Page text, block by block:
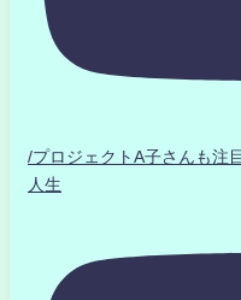
/プロジェクトA子さんも
人生